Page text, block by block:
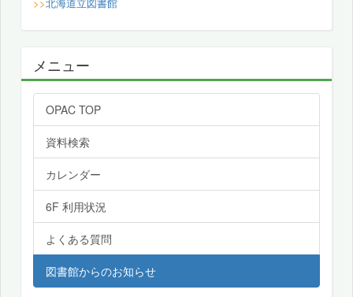
メニュー
OPAC TOP
資料検索
カレンダー
6F 利用状況
よくある質問
図書館からのお知らせ